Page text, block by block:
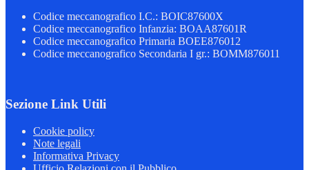
Codice meccanografico I.C.: BOIC87600X
Codice meccanografico Infanzia: BOAA87601R
Codice meccanografico Primaria BOEE876012
Codice meccanografico Secondaria I gr.: BOMM876011
Sezione Link Utili
Cookie policy
Note legali
Informativa Privacy